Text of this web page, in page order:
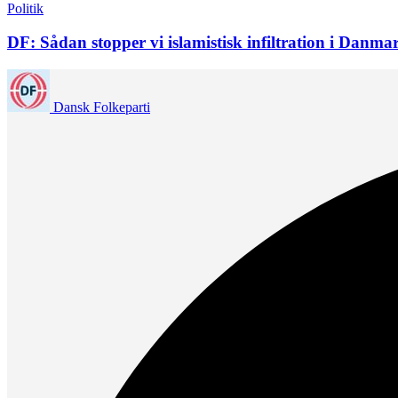
Politik
DF: Sådan stopper vi islamistisk infiltration i
Dansk Folkeparti